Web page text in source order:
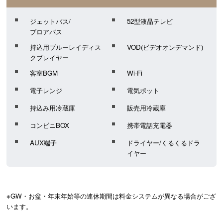
ジェットバス/
ブロアバス
52型液晶テレビ
持込用ブルーレイディス
クプレイヤー
VOD(ビデオオンデマンド)
客室BGM
Wi-Fi
電子レンジ
電気ポット
持込み用冷蔵庫
販売用冷蔵庫
コンビニBOX
携帯電話充電器
AUX端子
ドライヤー/くるくるドラ
イヤー
※GW・お盆・年末年始等の連休期間は料金システムが異なる場合がござ
います。